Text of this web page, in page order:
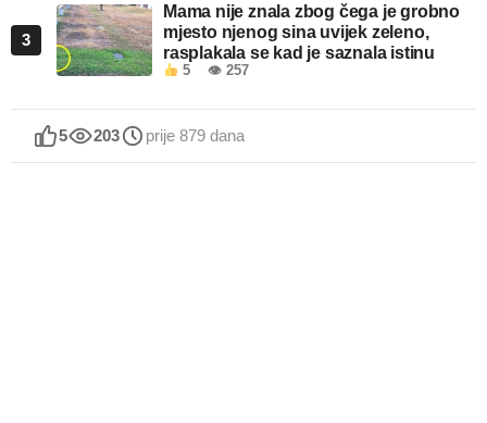
3
Mama nije znala zbog čega je grobno
mjesto njenog sina uvijek zeleno,
rasplakala se kad je saznala istinu
5 👁 257
5 203 prije 879 dana